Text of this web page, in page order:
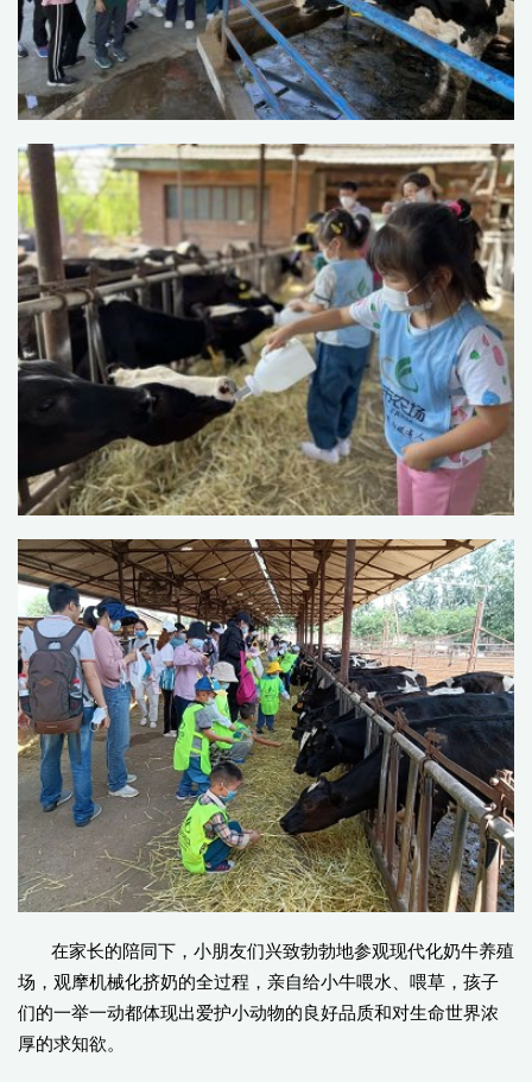
在家长的陪同下，小朋友们兴致勃勃地参观现代化奶牛养殖
场，观摩机械化挤奶的全过程，亲自给小牛喂水、喂草，孩子
们的一举一动都体现出爱护小动物的良好品质和对生命世界浓
厚的求知欲。